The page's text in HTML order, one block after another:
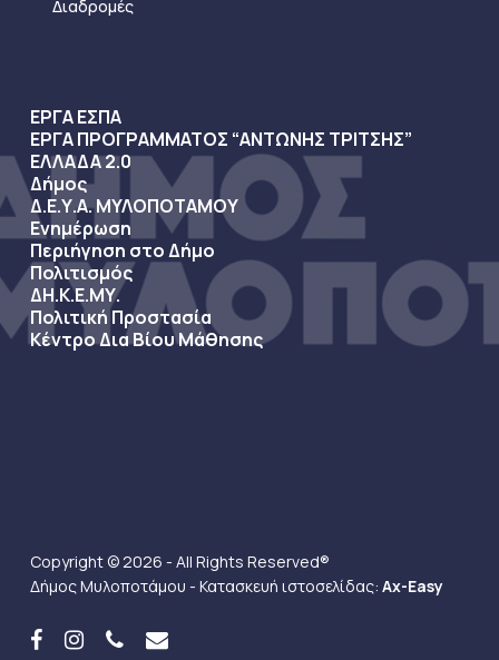
Διαδρομές
ΕΡΓΑ ΕΣΠΑ
ΕΡΓΑ ΠΡΟΓΡΑΜΜΑΤΟΣ “ΑΝΤΩΝΗΣ ΤΡΙΤΣΗΣ”
ΕΛΛΑΔΑ 2.0
Δήμος
Δ.Ε.Υ.Α. ΜΥΛΟΠΟΤΑΜΟΥ
Ενημέρωση
Περιήγηση στο Δήμο
Πολιτισμός
ΔΗ.Κ.Ε.ΜΥ.
Πολιτική Προστασία
Κέντρο Δια Βίου Μάθησης
Copyright © 2026 - All Rights Reserved®
Δήμος Μυλοποτάμου - Κατασκευή ιστοσελίδας: Ax-Easy
facebookinstagramphoneemail